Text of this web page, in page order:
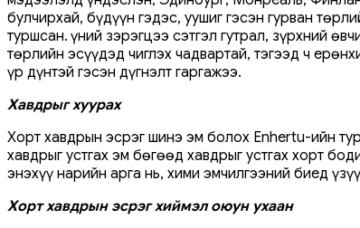
булчирхай, бүдүүн гэдэс, уушиг гэсэн гурван
туршсан. Үүний зэрэгцээ сэтгэл гутрал, зүрхний
төрлийн эсүүдэд чиглэх чадвартай, тэгээд ч
үр дүнтэй гэсэн дүгнэлт гаргажээ.
Хавдрыг хуурах
Хорт хавдрын эсрэг шинэ эм болох Enhertu-ийн
хавдрыг устгах эм бөгөөд хавдрыг устгах хорт
энэхүү нарийн арга нь, хими эмчилгээний биед
Хорт хавдрын эсрэг хиймэл оюун ухаан